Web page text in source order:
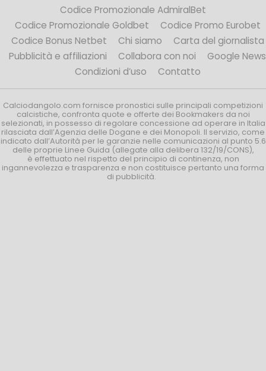
Codice Promozionale AdmiralBet
Codice Promozionale Goldbet
Codice Promo Eurobet
Codice Bonus Netbet
Chi siamo
Carta del giornalista
Pubblicità e affiliazioni
Collabora con noi
Google News
Condizioni d’uso
Contatto
Calciodangolo.com fornisce pronostici sulle principali competizioni
calcistiche, confronta quote e offerte dei Bookmakers da noi
selezionati, in possesso di regolare concessione ad operare in Italia
rilasciata dall’Agenzia delle Dogane e dei Monopoli. Il servizio, come
indicato dall’Autorità per le garanzie nelle comunicazioni al punto 5.6
delle proprie Linee Guida (allegate alla delibera 132/19/CONS),
è effettuato nel rispetto del principio di continenza, non
ingannevolezza e trasparenza e non costituisce pertanto una forma
di pubblicità.